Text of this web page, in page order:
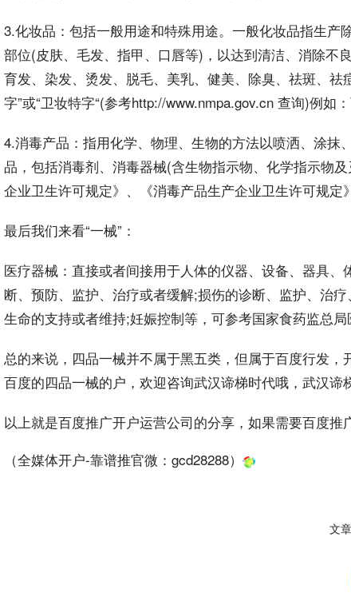
3.化妆品 ：包括一般用途和特殊用途。一般化妆品指生
部位(皮肤、毛发、指甲、口唇等)，以达到清洁、消除不
育发、染发、烫发、脱毛、美乳、健美、除臭、 祛斑、祛
字”或“卫妆特字“(参考http://www.nmpa.gov.cn 查询)例如
4.消毒产品：指用化学、物理、生物的方法以喷洒、涂
品，包括消毒剂、消毒器械(含生物指示物、化学指示物
企业卫生许可规定》、《消毒产品生产企业卫生许可规
最后我们来看“一械”：
医疗器械：直接或者间接用于人体的仪器、设备、器具
断、预防、监护、治疗或者缓解;损伤的诊断、监护、治
生命的支持或者维持;妊娠控制等，可参考国家食药监总局
总的来说，四品一械并不属于黑五类，但属于百度行发，
百度的四品一械的户，欢迎咨询武汉谛梯时代哦，武汉
以上就是百度推广开户运营公司的分享，如果需要百度推
（全媒体开户-靠谱推官微： gcd28288）
文